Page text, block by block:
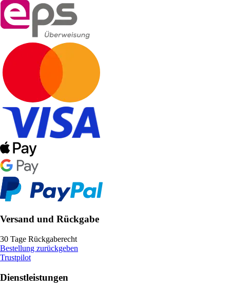
Versand und Rückgabe
30 Tage Rückgaberecht
Bestellung zurückgeben
Trustpilot
Dienstleistungen